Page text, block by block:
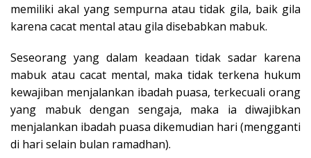
memiliki akal yang sempurna atau tidak gila, baik gila
karena cacat mental atau gila disebabkan mabuk.
Seseorang yang dalam keadaan tidak sadar karena
mabuk atau cacat mental, maka tidak terkena hukum
kewajiban menjalankan ibadah puasa, terkecuali orang
yang mabuk dengan sengaja, maka ia diwajibkan
menjalankan ibadah puasa dikemudian hari (mengganti
di hari selain bulan ramadhan).